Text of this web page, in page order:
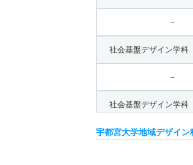
－
社会基盤デザイン学
－
社会基盤デザイン学
－
宇都宮大学地域デザイ